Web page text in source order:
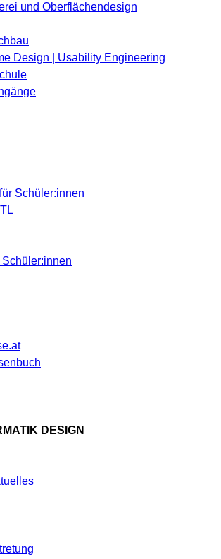
und Oberflächendesign
Design | Usability Engineering
Schüler:innen
DESIGN